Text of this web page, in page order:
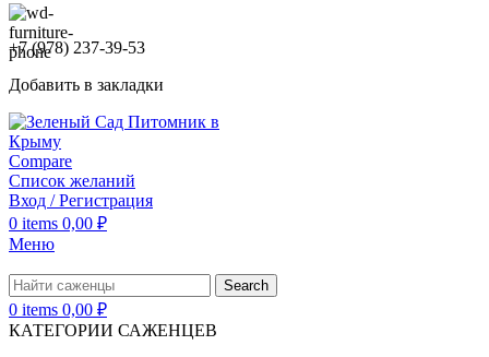
+7 (978) 237-39-53
Добавить в закладки
Compare
Список желаний
Вход / Регистрация
0 items 0,00 ₽
Меню
Search
0 items 0,00 ₽
КАТЕГОРИИ САЖЕНЦЕВ